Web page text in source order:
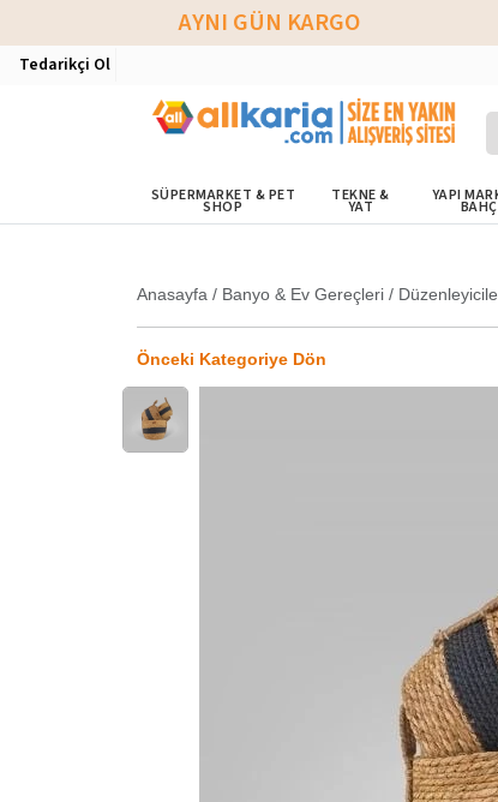
AYNI GÜN KARGO
Tedarikçi Ol
SÜPERMARKET & PET
SHOP
TEKNE &
YAT
YAPI
Anasayfa / Banyo & Ev Gereçleri /
Önceki Kategoriye Dön